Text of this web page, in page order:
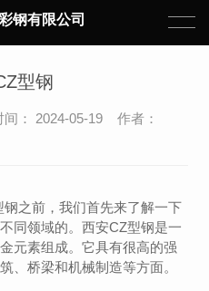
钢有限公司
型钢
： 2024-05-19 作者：
之前，我们首先来了解一下
同领域的。西安CZ型钢是一
元素组成。它具有很高的强
、桥梁和机械制造等方面。